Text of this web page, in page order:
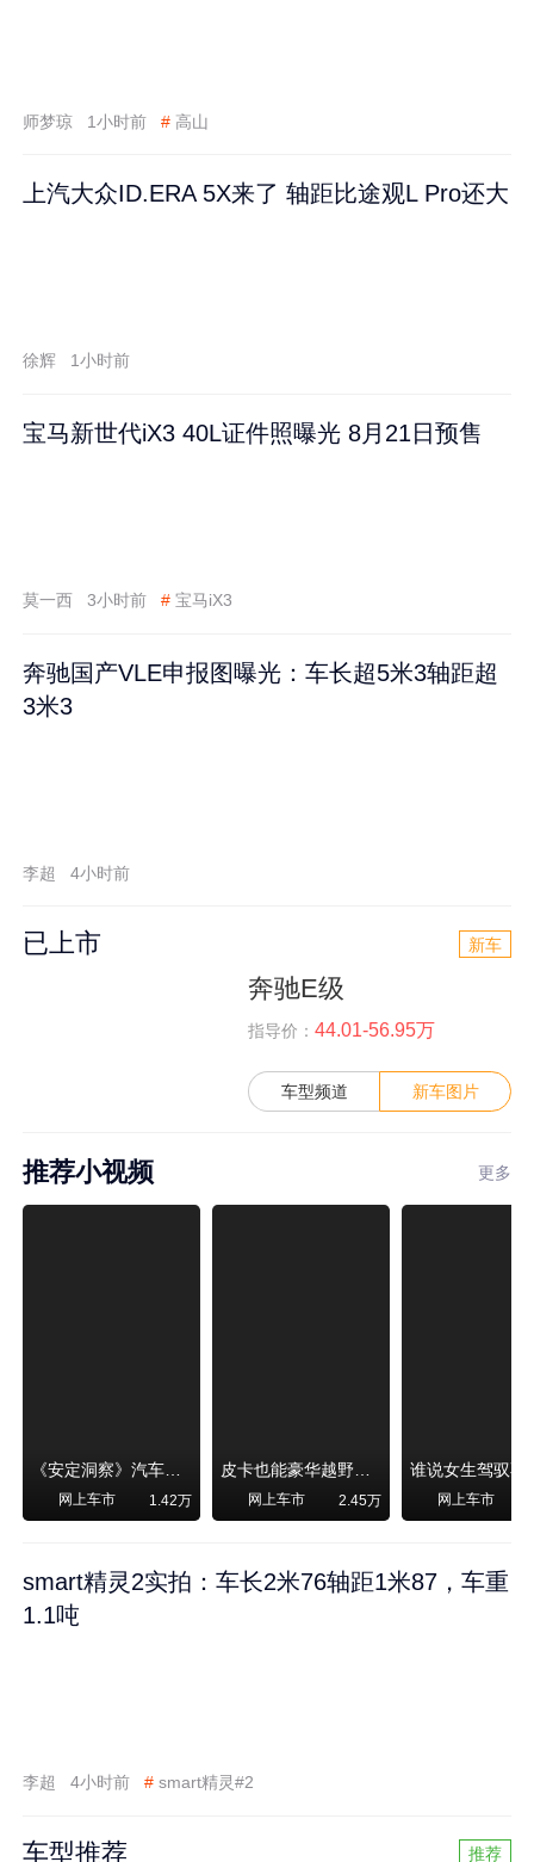
师梦琼 1小时前 # 高山
上汽大众ID.ERA 5X来了 轴距比途观L Pro还大
徐辉 1小时前
宝马新世代iX3 40L证件照曝光 8月21日预售
莫一西 3小时前 # 宝马iX3
奔驰国产VLE申报图曝光：车长超5米3轴距超
3米3
李超 4小时前
已上市 新车
奔驰E级
指导价： 44.01-56.95万
车型频道 新车图片
推荐小视频 更多
《安定洞察》汽车烧不烧油，和石油安全无关！
网上车市 1.42万
皮卡也能豪华越野！纵横F700上市，限时卖29.99万起
网上车市 2.45万 网上车市
smart精灵2实拍：车长2米76轴距1米87，车重
1.1吨
李超 4小时前 # smart精灵#2
车型推荐 推荐